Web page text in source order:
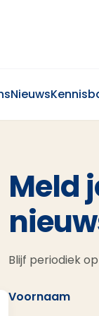
Nieuws
Meld
Blijf periodiek
Voornaam